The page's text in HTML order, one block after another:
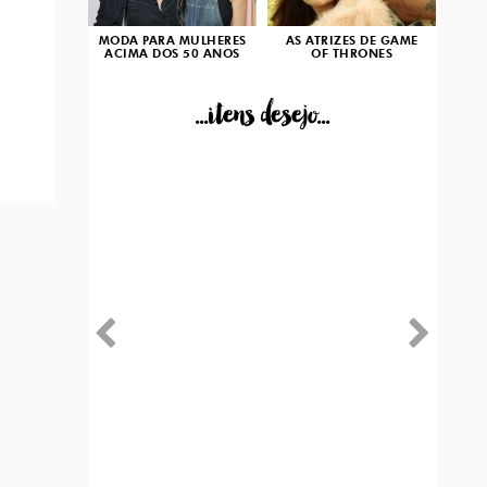
MODA PARA MULHERES
ACIMA DOS 50 ANOS
AS ATRIZES DE GAME
OF THRONES
...itens desejo...